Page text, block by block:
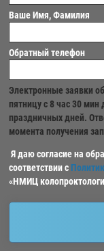
Ваше Имя, Фамилия
Обратный телефон
Электронные заявки
пятницу с 8 час 30
праздничных дней.
момента получения
Я даю согласие на
соответствии с
«НМИЦ